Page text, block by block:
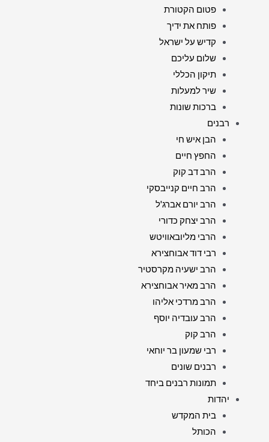
פטום הקטורת
פותח את ידיך
קדיש על ישראל
שלום עליכם
תיקון הכללי
שיר למעלות
ברכות שונות
רבנים
הבן איש חי
החפץ חיים
הרב דב קוק
הרב חיים קנייבסקי
הרב יורם אברג'ל
הרב יצחק כדורי
הרבי מליובאוויטש
רבי דוד אבוחצירא
הרב ישעיה מקרסטיר
הרב מאיר אבוחצירא
הרב מרדכי אליהו
הרב עובדיה יוסף
הרב קוק
רבי שמעון בר יוחאי
רבנים שונים
תמונות רבנים ביחד
יהדות
בית המקדש
הכותל